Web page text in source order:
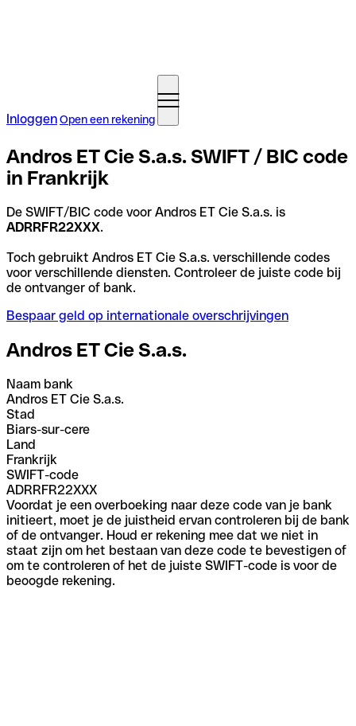
InloggenOpen een rekening
Andros ET Cie S.a.s. SWIFT / BIC code
in Frankrijk
De SWIFT/BIC code voor Andros ET Cie S.a.s. is
ADRRFR22XXX.
Toch gebruikt Andros ET Cie S.a.s. verschillende codes
voor verschillende diensten. Controleer de juiste code bij
de ontvanger of bank.
Bespaar geld op internationale overschrijvingen
Andros ET Cie S.a.s.
Naam bank
Andros ET Cie S.a.s.
Stad
Biars-sur-cere
Land
Frankrijk
SWIFT-code
ADRRFR22XXX
Voordat je een overboeking naar deze code van je bank
initieert, moet je de juistheid ervan controleren bij de bank
of de ontvanger. Houd er rekening mee dat we niet in
staat zijn om het bestaan van deze code te bevestigen of
om te controleren of het de juiste SWIFT-code is voor de
beoogde rekening.